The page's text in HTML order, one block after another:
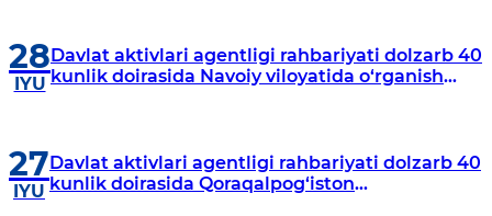
28
IYU
Davlat aktivlari agentligi rahbariyati dolzarb 40
kunlik doirasida Navoiy viloyatida o‘rganish
27
IYU
Davlat aktivlari agentligi rahbariyati dolzarb 40
kunlik doirasida Qoraqalpog‘iston